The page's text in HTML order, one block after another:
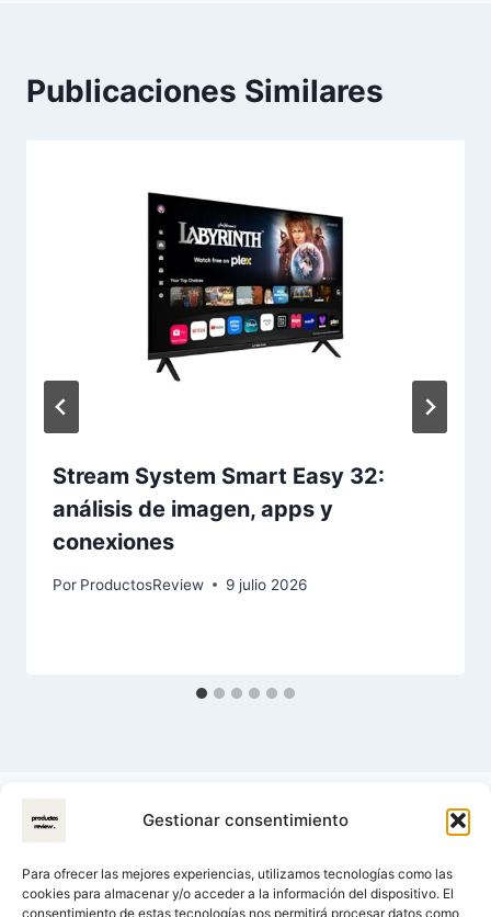
Gestionar consentimiento
Para ofrecer las mejores experiencias, utilizamos tecnologías como las
cookies para almacenar y/o acceder a la información del dispositivo. El
consentimiento de estas tecnologías nos permitirá procesar datos como
Publicaciones Similares
Stream System Smart Easy 32:
análisis de imagen, apps y
conexiones
Por ProductosReview 9 julio 2026